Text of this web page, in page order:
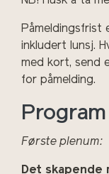
Påmeldingsfrist
inkludert lunsj.
med kort, send
for påmelding.
Program
Første plenum:
Det skapende